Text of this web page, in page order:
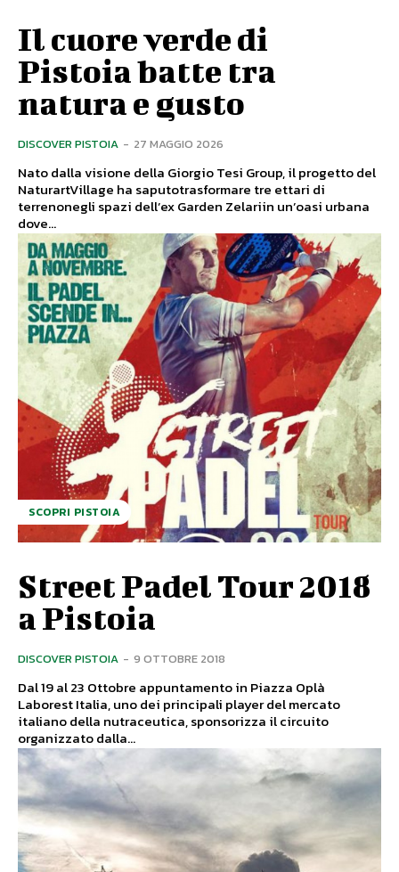
Il cuore verde di
Pistoia batte tra
natura e gusto
DISCOVER PISTOIA - 27 MAGGIO 2026
Nato dalla visione della Giorgio Tesi Group, il progetto del
NaturartVillage ha saputotrasformare tre ettari di
terrenonegli spazi dell’ex Garden Zelariin un’oasi urbana
dove...
SCOPRI PISTOIA
Street Padel Tour 2018
a Pistoia
DISCOVER PISTOIA - 9 OTTOBRE 2018
Dal 19 al 23 Ottobre appuntamento in Piazza Oplà
Laborest Italia, uno dei principali player del mercato
italiano della nutraceutica, sponsorizza il circuito
organizzato dalla...